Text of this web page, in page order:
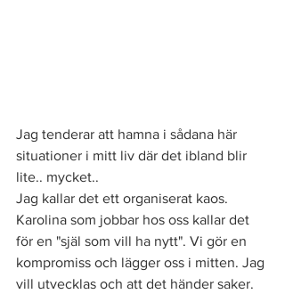
Jag tenderar att hamna i sådana här
situationer i mitt liv där det ibland blir
lite.. mycket..
Jag kallar det ett organiserat kaos.
Karolina som jobbar hos oss kallar det
för en "själ som vill ha nytt". Vi gör en
kompromiss och lägger oss i mitten. Jag
vill utvecklas och att det händer saker.